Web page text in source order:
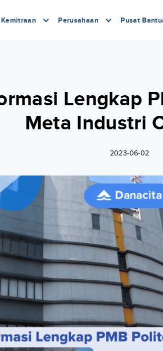
Kemitraan Perusahaan Pusat
Lengkap
Meta Industri
2023-06-02